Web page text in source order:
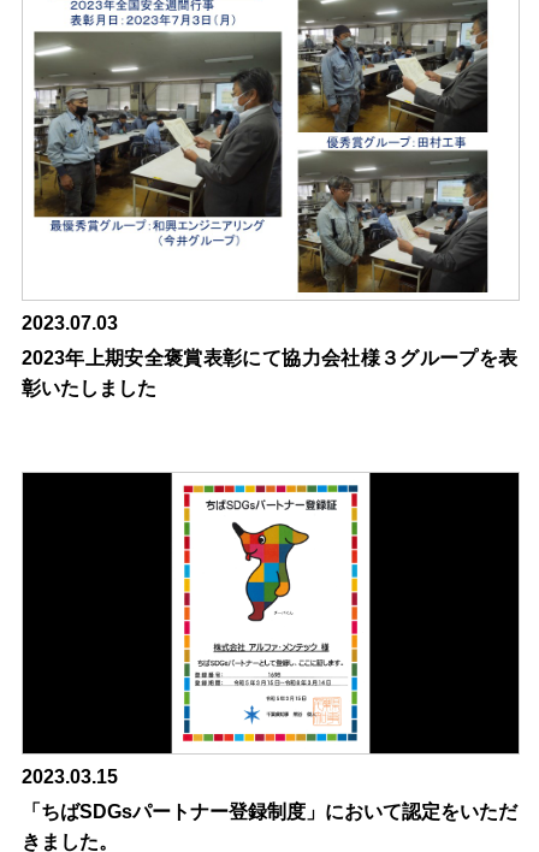
2023.07.03
2023年上期安全褒賞表彰にて協力会社様３グループを表
彰いたしました
2023.03.15
「ちばSDGsパートナー登録制度」において認定をいただ
きました。